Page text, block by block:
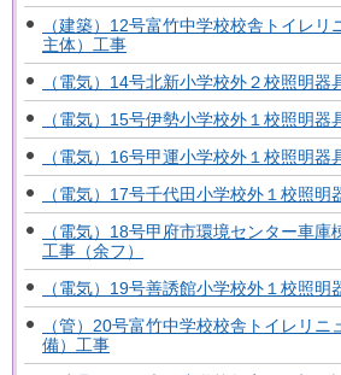
（建築）12号富竹中学校校舎トイレ
主体）工事
（電気）14号北新小学校外２校照明器
（電気）15号伊勢小学校外１校照明器
（電気）16号甲運小学校外１校照明器
（電気）17号千代田小学校外１校照明
（電気）18号甲府市環境センター車
工事（余フ）
（電気）19号善誘館小学校外１校照明
（管）20号富竹中学校校舎トイレリ
備）工事